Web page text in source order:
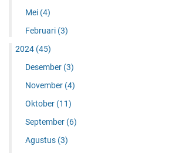
Mei (4)
Februari (3)
2024 (45)
Desember (3)
November (4)
Oktober (11)
September (6)
Agustus (3)